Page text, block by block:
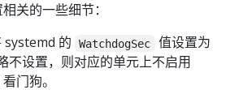
关的一些细节：
systemd 的
WatchdogSec
值设置为
不设置，则对应的单元上不启用
门狗。